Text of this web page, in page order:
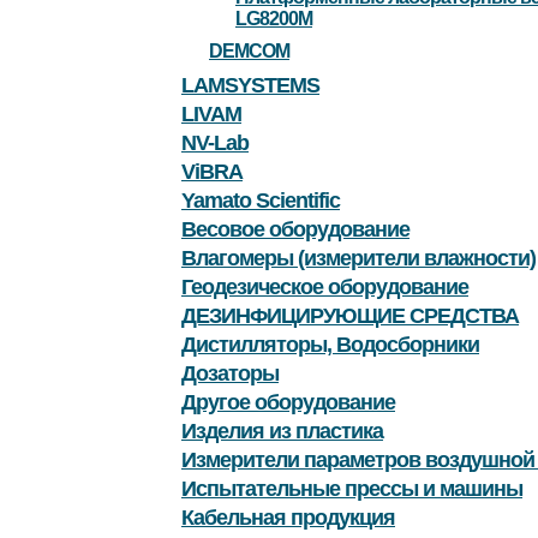
LG8200M
DEMCOM
LAMSYSTEMS
LIVAM
NV-Lab
ViBRA
Yamato Scientific
Весовое оборудование
Влагомеры (измерители влажности)
Геодезическое оборудование
ДЕЗИНФИЦИРУЮЩИЕ СРЕДСТВА
Дистилляторы, Водосборники
Дозаторы
Другое оборудование
Изделия из пластика
Измерители параметров
Испытательные прессы и машины
Кабельная продукция